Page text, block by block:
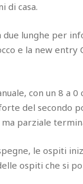
di casa.
due lunghe per
e la new entry
con un 8 a
del secondo
parziale
le ospiti
ospiti che si